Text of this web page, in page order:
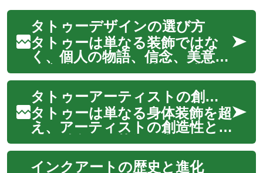
タトゥーデザインの選び方
タトゥーは単なる装飾ではな
く、個人の物語、信念、美意識
を永遠に肌に刻む芸術形式で
す。そのデザインを選ぶプロ
セスは、自己表現の旅の始まり
であり、深く個人的な意味を持
つものとなります。無数のス
タイル、モチーフ、技術が存在
する中で、自分にと...
タトゥーアーティストの創造性
タトゥーは単なる身体装飾を超
え、アーティストの創造性と技
術が融合した芸術形式です。そ
れぞれのデザインは、個人の
物語や感情、文化的な背景を反
インクアートの歴史と進化